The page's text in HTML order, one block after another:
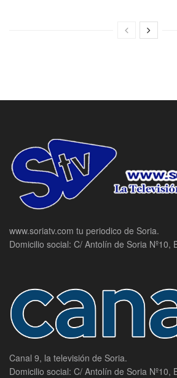
www.soriatv.com tu periodico de Soria.
Domicilio social: C/ Antolín de Soria Nº10,
Canal 9, la televisión de Soria.
Domicilio social: C/ Antolín de Soria Nº10,